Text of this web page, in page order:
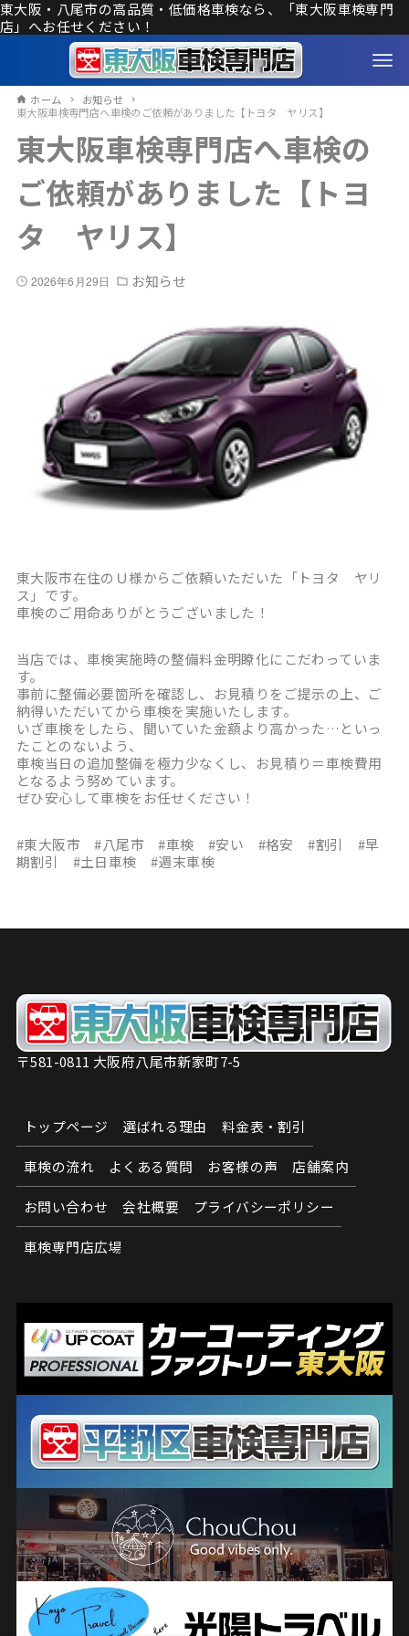
東大阪・八尾市の高品質・低価格車検なら、「東大阪車検専門
店」へお任せください！
ホーム
お知らせ
東大阪車検専門店へ車検のご依頼がありました【トヨタ ヤリス】
東大阪車検専門店へ車検の
ご依頼がありました【トヨ
タ ヤリス】
2026年6月29日 お知らせ
東大阪市在住のＵ様からご依頼いただいた「トヨタ ヤリ
ス」です。
車検のご用命ありがとうございました！
当店では、車検実施時の整備料金明瞭化にこだわっていま
す。
事前に整備必要箇所を確認し、お見積りをご提示の上、ご
納得いただいてから車検を実施いたします。
いざ車検をしたら、聞いていた金額より高かった…といっ
たことのないよう、
車検当日の追加整備を極力少なくし、お見積り＝車検費用
となるよう努めています。
ぜひ安心して車検をお任せください！
#東大阪市 #八尾市 #車検 #安い #格安 #割引 #早
期割引 #土日車検 #週末車検
〒581-0811 大阪府八尾市新家町7-5
トップページ 選ばれる理由 料金表・割引
車検の流れ よくある質問 お客様の声 店舗案内
お問い合わせ 会社概要 プライバシーポリシー
車検専門店広場